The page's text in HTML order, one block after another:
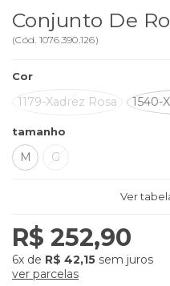
Conjunto De
(Cód. 1076.390.126)
Cor
1179-Xadrez Rosa 1540-
tamanho
M G
Ver
R$ 252,90
6x de R$ 42,15 sem juros
ver parcelas